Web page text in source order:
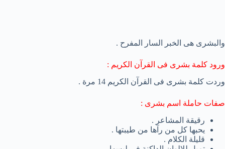
والبشرى هى الخبر السار المفرح .
ورود كلمة بشرى فى القرآن الكريم :
وردت كلمة بشرى فى القرآن الكريم 14 مرة .
صفات حاملة اسم بشرى :
رقيقة المشاعر .
يحبها كل من رآها من طيبتها .
قليلة الكلام .